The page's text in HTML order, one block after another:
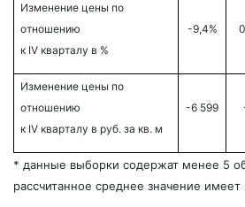
Изменение цены по
отношению
к IV кварталу в %
-9,4%
Изменение цены по
отношению
к IV кварталу в руб. за кв. м
-6 599
* данные выборки содержат менее 5
рассчитанное среднее значение